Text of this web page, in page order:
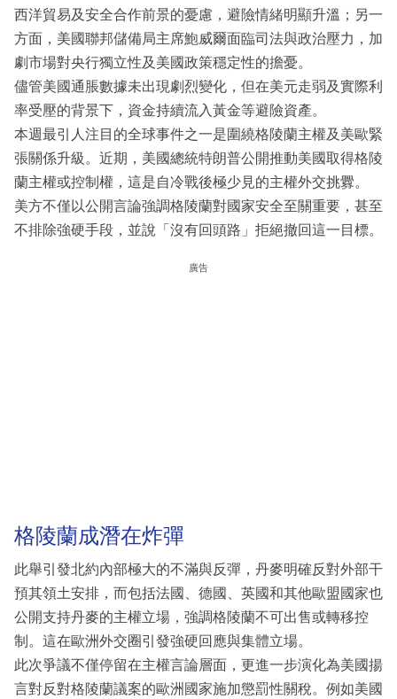
西洋貿易及安全合作前景的憂慮，避險情緒明顯升溫；另一
方面，美國聯邦儲備局主席鮑威爾面臨司法與政治壓力，加
劇市場對央行獨立性及美國政策穩定性的擔憂。
儘管美國通脹數據未出現劇烈變化，但在美元走弱及實際利
率受壓的背景下，資金持續流入黃金等避險資產。
本週最引人注目的全球事件之一是圍繞格陵蘭主權及美歐緊
張關係升級。近期，美國總統特朗普公開推動美國取得格陵
蘭主權或控制權，這是自冷戰後極少見的主權外交挑釁。
美方不僅以公開言論強調格陵蘭對國家安全至關重要，甚至
不排除強硬手段，並說「沒有回頭路」拒絕撤回這一目標。
廣告
格陵蘭成潛在炸彈
此舉引發北約內部極大的不滿與反彈，丹麥明確反對外部干
預其領土安排，而包括法國、德國、英國和其他歐盟國家也
公開支持丹麥的主權立場，強調格陵蘭不可出售或轉移控
制。這在歐洲外交圈引發強硬回應與集體立場。
此次爭議不僅停留在主權言論層面，更進一步演化為美國揚
言對反對格陵蘭議案的歐洲國家施加懲罰性關稅。例如美國